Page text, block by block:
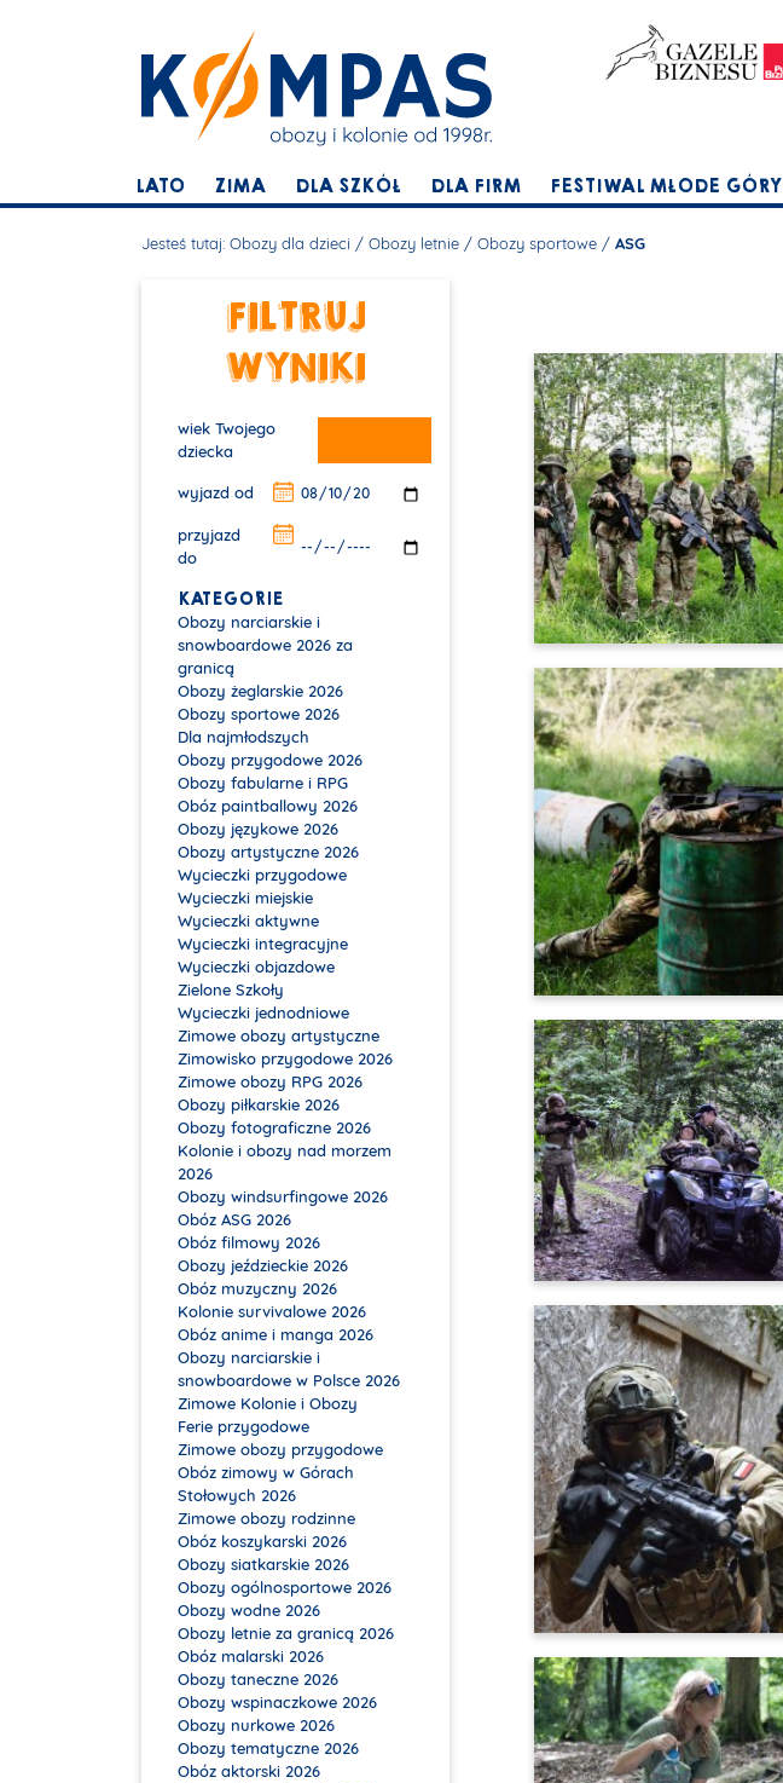
LATO ZIMA DLA SZKÓŁ DLA FIRM FESTIWAL MŁODE GÓRY
Jesteś tutaj: Obozy dla dzieci / Obozy letnie / Obozy sportowe / ASG
FILTRUJ
WYNIKI
wiek Twojego
dziecka
wyjazd od
przyjazd
do
KATEGORIE
Obozy narciarskie i
snowboardowe 2026 za
granicą
Obozy żeglarskie 2026
Obozy sportowe 2026
Dla najmłodszych
Obozy przygodowe 2026
Obozy fabularne i RPG
Obóz paintballowy 2026
Obozy językowe 2026
Obozy artystyczne 2026
Wycieczki przygodowe
Wycieczki miejskie
Wycieczki aktywne
Wycieczki integracyjne
Wycieczki objazdowe
Zielone Szkoły
Wycieczki jednodniowe
Zimowe obozy artystyczne
Zimowisko przygodowe 2026
Zimowe obozy RPG 2026
Obozy piłkarskie 2026
Obozy fotograficzne 2026
Kolonie i obozy nad morzem
2026
Obozy windsurfingowe 2026
Obóz ASG 2026
Obóz filmowy 2026
Obozy jeździeckie 2026
Obóz muzyczny 2026
Kolonie survivalowe 2026
Obóz anime i manga 2026
Obozy narciarskie i
snowboardowe w Polsce 2026
Zimowe Kolonie i Obozy
Ferie przygodowe
Zimowe obozy przygodowe
Obóz zimowy w Górach
Stołowych 2026
Zimowe obozy rodzinne
Obóz koszykarski 2026
Obozy siatkarskie 2026
Obozy ogólnosportowe 2026
Obozy wodne 2026
Obozy letnie za granicą 2026
Obóz malarski 2026
Obozy taneczne 2026
Obozy wspinaczkowe 2026
Obozy nurkowe 2026
Obozy tematyczne 2026
Obóz aktorski 2026
PROMOCJA